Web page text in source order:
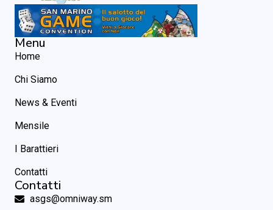
Menu
Home
Chi Siamo
News & Eventi
Mensile
I Barattieri
Contatti
Contatti
asgs@omniway.sm